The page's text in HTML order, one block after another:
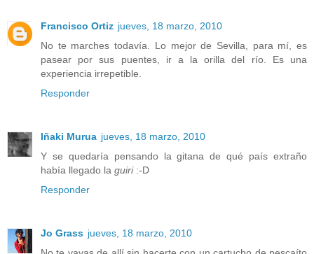
Francisco Ortiz jueves, 18 marzo, 2010
No te marches todavía. Lo mejor de Sevilla, para mí, es
pasear por sus puentes, ir a la orilla del río. Es una
experiencia irrepetible.
Responder
Iñaki Murua jueves, 18 marzo, 2010
Y se quedaría pensando la gitana de qué país extraño
había llegado la guiri:-D
Responder
Jo Grass jueves, 18 marzo, 2010